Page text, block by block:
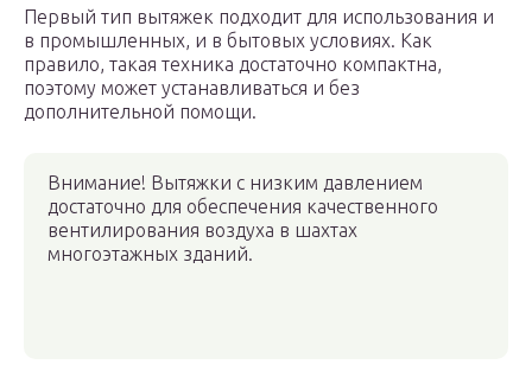
Первый тип вытяжек подходит для использования и
в промышленных, и в бытовых условиях. Как
правило, такая техника достаточно компактна,
поэтому может устанавливаться и без
дополнительной помощи.
Внимание! Вытяжки с низким давлением
достаточно для обеспечения качественного
вентилирования воздуха в шахтах
многоэтажных зданий.